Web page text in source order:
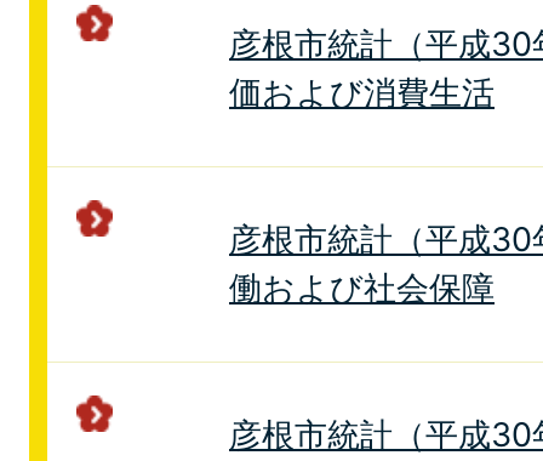
彦根市統計（平成
価および消費生活
彦根市統計（平成
働および社会保障
彦根市統計（平成